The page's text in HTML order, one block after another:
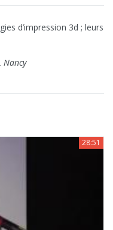
d’impression 3d ; leurs
Nancy
28:51